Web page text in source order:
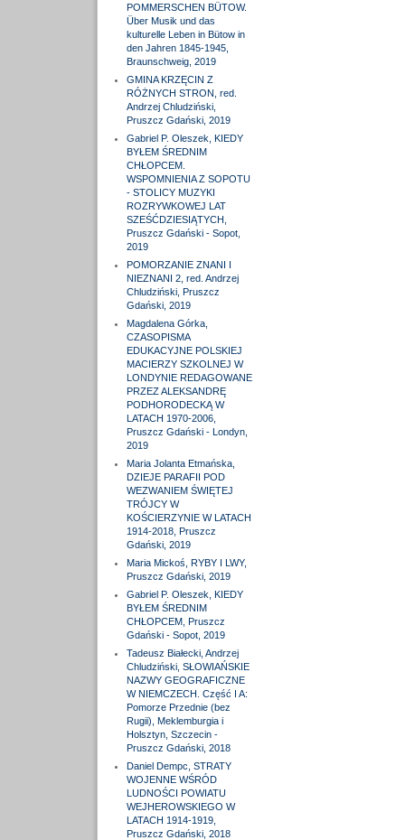
POMMERSCHEN BÜTOW.
Über Musik und das
kulturelle Leben in Bütow in
den Jahren 1845-1945,
Braunschweig, 2019
GMINA KRZĘCIN Z
RÓŻNYCH STRON, red.
Andrzej Chludziński,
Pruszcz Gdański, 2019
Gabriel P. Oleszek, KIEDY
BYŁEM ŚREDNIM
CHŁOPCEM.
WSPOMNIENIA Z SOPOTU
- STOLICY MUZYKI
ROZRYWKOWEJ LAT
SZEŚĆDZIESIĄTYCH,
Pruszcz Gdański - Sopot,
2019
POMORZANIE ZNANI I
NIEZNANI 2, red. Andrzej
Chludziński, Pruszcz
Gdański, 2019
Magdalena Górka,
CZASOPISMA
EDUKACYJNE POLSKIEJ
MACIERZY SZKOLNEJ W
LONDYNIE REDAGOWANE
PRZEZ ALEKSANDRĘ
PODHORODECKĄ W
LATACH 1970-2006,
Pruszcz Gdański - Londyn,
2019
Maria Jolanta Etmańska,
DZIEJE PARAFII POD
WEZWANIEM ŚWIĘTEJ
TRÓJCY W
KOŚCIERZYNIE W LATACH
1914-2018, Pruszcz
Gdański, 2019
Maria Mickoś, RYBY I LWY,
Pruszcz Gdański, 2019
Gabriel P. Oleszek, KIEDY
BYŁEM ŚREDNIM
CHŁOPCEM, Pruszcz
Gdański - Sopot, 2019
Tadeusz Białecki, Andrzej
Chludziński, SŁOWIAŃSKIE
NAZWY GEOGRAFICZNE
W NIEMCZECH. Część I A:
Pomorze Przednie (bez
Rugii), Meklemburgia i
Holsztyn, Szczecin -
Pruszcz Gdański, 2018
Daniel Dempc, STRATY
WOJENNE WŚRÓD
LUDNOŚCI POWIATU
WEJHEROWSKIEGO W
LATACH 1914-1919,
Pruszcz Gdański, 2018